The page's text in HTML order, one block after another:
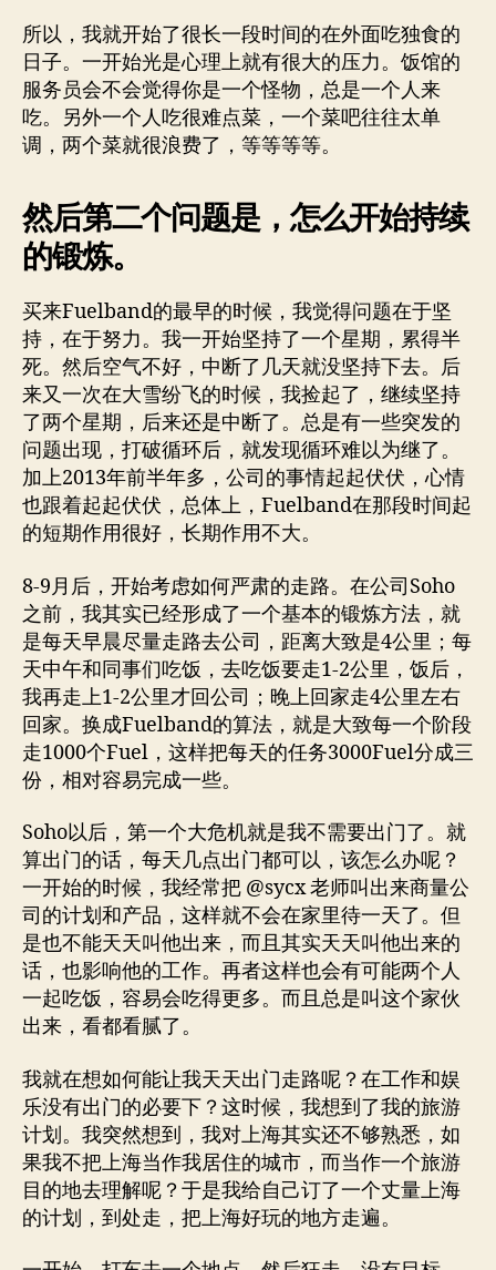
所以，我就开始了很长一段时间的在外面吃独食的
日子。一开始光是心理上就有很大的压力。饭馆的
服务员会不会觉得你是一个怪物，总是一个人来
吃。另外一个人吃很难点菜，一个菜吧往往太单
调，两个菜就很浪费了，等等等等。
然后第二个问题是，怎么开始持续
的锻炼。
买来Fuelband的最早的时候，我觉得问题在于坚
持，在于努力。我一开始坚持了一个星期，累得半
死。然后空气不好，中断了几天就没坚持下去。后
来又一次在大雪纷飞的时候，我捡起了，继续坚持
了两个星期，后来还是中断了。总是有一些突发的
问题出现，打破循环后，就发现循环难以为继了。
加上2013年前半年多，公司的事情起起伏伏，心情
也跟着起起伏伏，总体上，Fuelband在那段时间起
的短期作用很好，长期作用不大。
8-9月后，开始考虑如何严肃的走路。在公司Soho
之前，我其实已经形成了一个基本的锻炼方法，就
是每天早晨尽量走路去公司，距离大致是4公里；每
天中午和同事们吃饭，去吃饭要走1-2公里，饭后，
我再走上1-2公里才回公司；晚上回家走4公里左右
回家。换成Fuelband的算法，就是大致每一个阶段
走1000个Fuel，这样把每天的任务3000Fuel分成三
份，相对容易完成一些。
Soho以后，第一个大危机就是我不需要出门了。就
算出门的话，每天几点出门都可以，该怎么办呢？
一开始的时候，我经常把 @sycx 老师叫出来商量公
司的计划和产品，这样就不会在家里待一天了。但
是也不能天天叫他出来，而且其实天天叫他出来的
话，也影响他的工作。再者这样也会有可能两个人
一起吃饭，容易会吃得更多。而且总是叫这个家伙
出来，看都看腻了。
我就在想如何能让我天天出门走路呢？在工作和娱
乐没有出门的必要下？这时候，我想到了我的旅游
计划。我突然想到，我对上海其实还不够熟悉，如
果我不把上海当作我居住的城市，而当作一个旅游
目的地去理解呢？于是我给自己订了一个丈量上海
的计划，到处走，把上海好玩的地方走遍。